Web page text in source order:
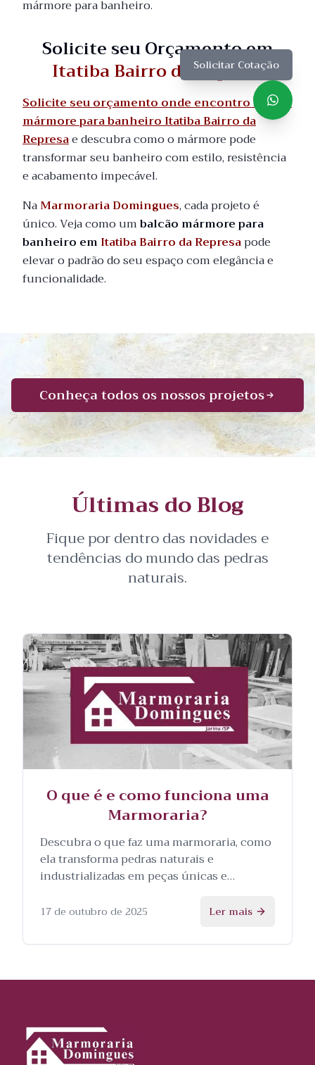
mármore para banheiro.
Solicite seu Orçamento em
Itatiba Bairro da Represa
Solicite seu orçamento onde encontro balcão
mármore para banheiro Itatiba Bairro da
Represae descubra como o mármore pode
transformar seu banheiro com estilo, resistência
e acabamento impecável.
NaMarmoraria Domingues, cada projeto é
único. Veja como umbalcão mármore para
banheiro emItatiba Bairro da Represapode
elevar o padrão do seu espaço com elegância e
funcionalidade.
Solicitar Cotação
Conheça todos os nossos projetos
Últimas do Blog
Fique por dentro das novidades e
tendências do mundo das pedras
naturais.
O que é e como funciona uma
Marmoraria?
Descubra o que faz uma marmoraria, como
ela transforma pedras naturais e
industrializadas em peças únicas e
processo.
17 de outubro de 2025 Ler mais